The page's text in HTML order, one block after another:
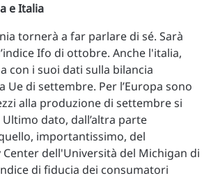
e Italia
tornerà a far parlare di sé. Sarà
Ifo di ottobre. Anche l'italia,
con i suoi dati sulla bilancia
Ue di settembre. Per l’Europa sono
alla produzione di settembre si
Ultimo dato, dall’altra parte
importantissimo, del
Center dell'Università del Michigan di
di fiducia dei consumatori